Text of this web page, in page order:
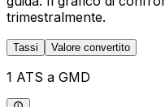
trimestralmente.
Tassi Valore convertito
1 ATS a GMD